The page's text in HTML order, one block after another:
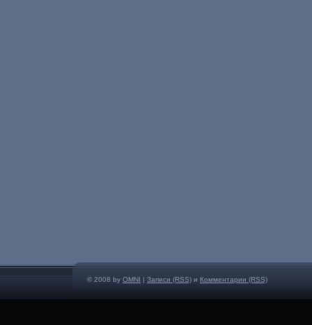
© 2008 by OMNI | Записи (RSS) и Комментарии (RSS)